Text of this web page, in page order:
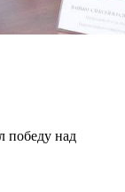
победу над